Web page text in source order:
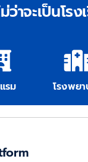
ว่าจะเป็นโ
รม โรงพย